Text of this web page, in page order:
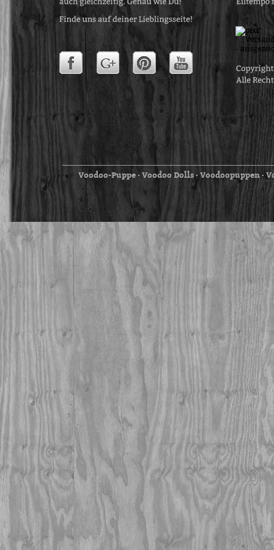
Voodoo-Puppe⋅ Voodoo Dolls⋅ Voodoopuppen⋅